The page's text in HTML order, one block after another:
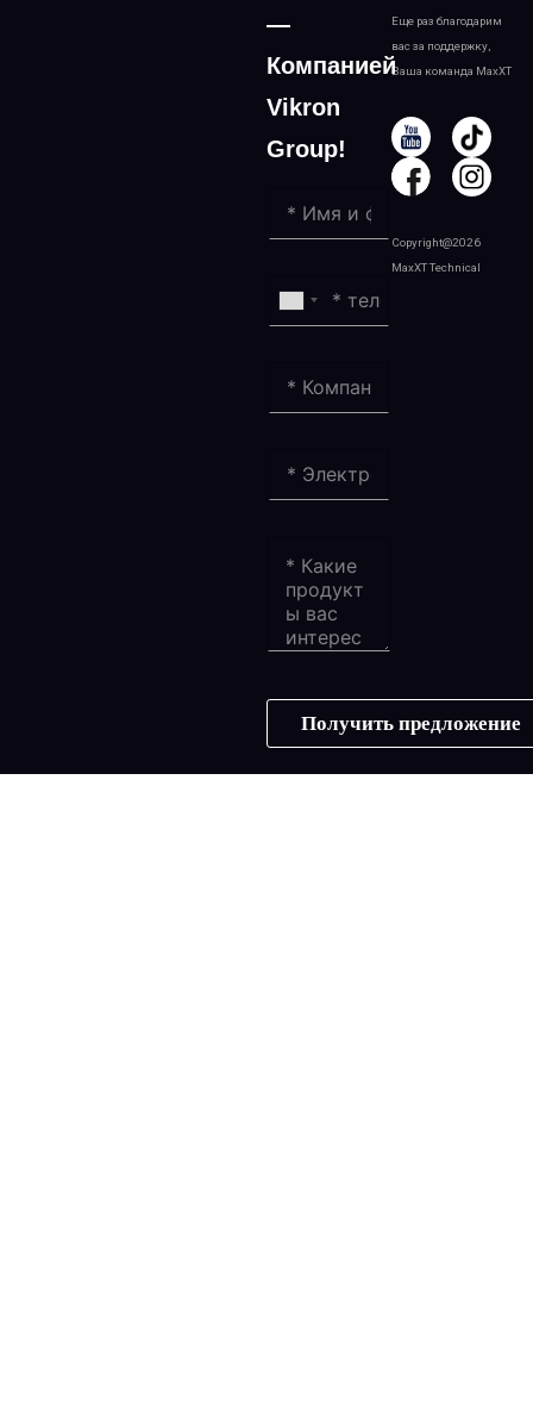
Еще раз благодарим
вас за поддержку,
Ваша команда MaxXT
Copyright@2026
MaxXT Technical
—
Компанией
Vikron
Group!
Получить предложение